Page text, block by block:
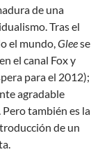
de una
Tras el
el mundo,Gleese
el canal Fox y
para el 2012);
agradable
también es la
de un